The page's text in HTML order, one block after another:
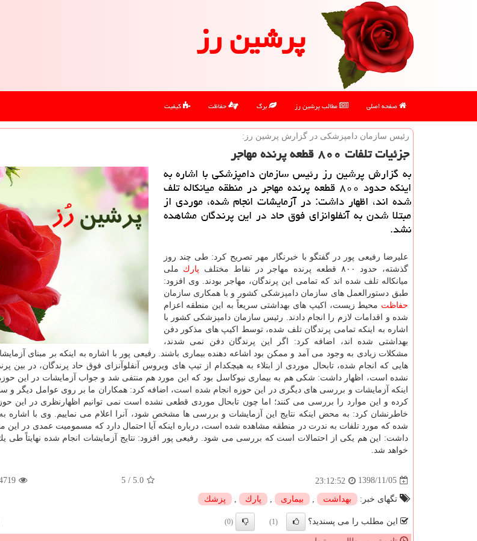
پرشین رز
صفحه اصلی مطالب پرشین رز برگ حفاظت کیفیت
رئیس سازمان دامپزشكی در گزارش پرشین رز:
جزئیات تلفات ۸۰۰ قطعه پرنده مهاجر
به گزارش پرشین رز رئیس سازمان دامپزشكی با اشاره به
اینكه حدود ۸۰۰ قطعه پرنده مهاجر در منطقه میانكاله تلف
شده اند، اظهار داشت: در آزمایشات انجام شده، موردی از
مبتلا شدن به آنفلوانزای فوق حاد در این پرندگان مشاهده
نشد.
علیرضا رفیعی پور در گفتگو با خبرنگار مهر تصریح كرد: طی چند روز
گذشته، حدود ۸۰۰ قطعه پرنده مهاجر در نقاط مختلف
پارك ملی
میانكاله تلف شده اند كه تمامی این پرندگان، مهاجر بودند. وی افزود:
طبق دستورالعمل های سازمان دامپزشكی كشور و با همكاری سازمان
حفاظت محیط زیست، اكیپ های بهداشتی سریعاً به این منطقه اعزام
شده و اقدامات لازم را انجام دادند. رئیس سازمان دامپزشكی كشور با
اشاره به اینكه تمامی پرندگان تلف شده، توسط اكیپ های مذكور دفن
بهداشتی شده اند، اضافه كرد: اگر این پرندگان دفن نمی شدند،
مشكلات زیادی به وجود می آمد و ممكن بود اشاعه دهنده بیماری باشند. رفیعی پور با اشاره به اینكه بر مبنای
هایی كه انجام شده، تابحال موردی از ابتلاء به هیچكدام از تیپ های ویروس آنفلوآنزای فوق حاد پرندگان، در بین
نشده است، اظهار داشت: شكی هم به بیماری نیوكاسل بود كه این مورد هم منتفی شد و جواب آزمایشات در این
اینكه آزمایشات و بررسی های دیگری در این حوزه انجام شده است، اضافه كرد: همكاران ما بر روی عوامل دیگر و
كرده و این موارد را بررسی می كنند؛ اما چون تابحال موردی قطعی نشده است نمی توانیم اظهارنظری در این
خاطرنشان كرد: به محض اینكه نتایج این آزمایشات و بررسی ها مشخص شود، آنرا اعلام می نماییم. وی با اشاره به
شده كه مورد تلفات به ندرت در منطقه مشاهده شده است، درباره اینكه آیا احتمال دارد كه مسمومیت عمدی در این
داشت: این هم یكی از احتمالات است كه بررسی می شود. رفیعی پور افزود: نتایج آزمایشات انجام شده نهایتاً طی
خواهد شد.
1398/11/05
23:12:52
5.0
/
5
تگهای خبر: بهداشت بیماری پارك پزشك
این مطلب را می پسندید؟ (1)
(0)